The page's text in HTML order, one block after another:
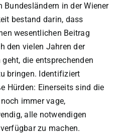
Bundesländern in der Wiener
bestand darin, dass
wesentlichen Beitrag
den vielen Jahren der
die entsprechenden
bringen. Identifiziert
Hürden: Einerseits sind die
immer vage,
alle notwendigen
zu machen.